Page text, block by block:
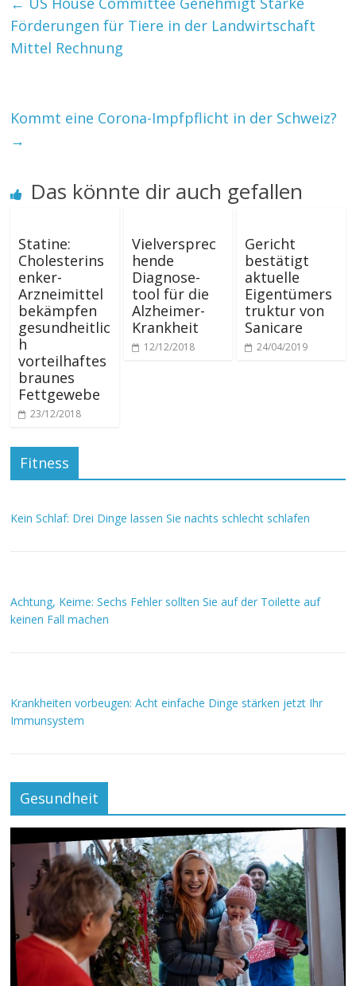
Förderungen für Tiere in der Landwirtschaft
Mittel Rechnung
Kommt eine Corona-Impfpflicht in der Schweiz?
→
Das könnte dir auch gefallen
Statine:
Cholesterins
enker-
Arzneimittel
bekämpfen
gesundheitlic
h
vorteilhaftes
braunes
Fettgewebe
23/12/2018
Vielversprec
hende
Diagnose-
tool für die
Alzheimer-
Krankheit
12/12/2018
Gericht
bestätigt
aktuelle
Eigentümers
truktur von
Sanicare
24/04/2019
Fitness
Kein Schlaf: Drei Dinge lassen Sie nachts schlecht schlafen
Achtung, Keime: Sechs Fehler sollten Sie auf der Toilette auf
keinen Fall machen
Krankheiten vorbeugen: Acht einfache Dinge stärken jetzt Ihr
Immunsystem
Gesundheit